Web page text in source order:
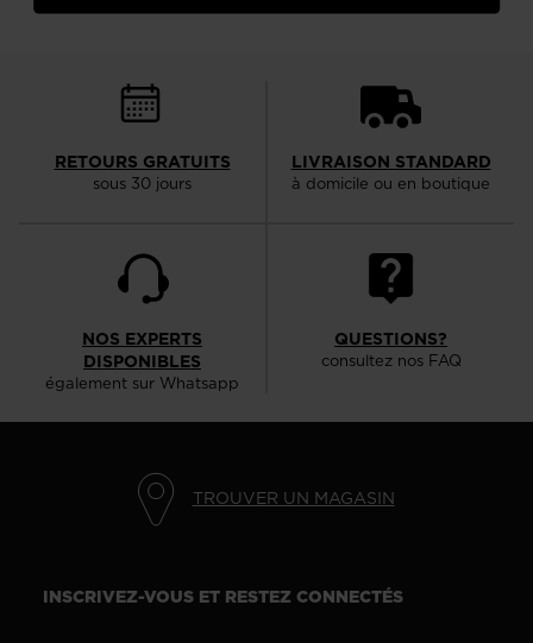
RETOURS GRATUITS
sous 30 jours
LIVRAISON STANDARD
à domicile ou en boutique
NOS EXPERTS
DISPONIBLES
également sur Whatsapp
QUESTIONS?
consultez nos FAQ
TROUVER UN MAGASIN
INSCRIVEZ-VOUS ET RESTEZ CONNECTÉS